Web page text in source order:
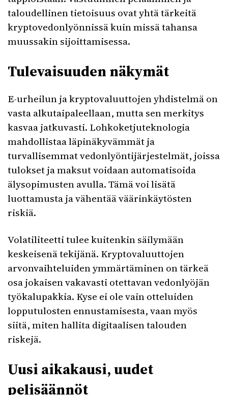
taloudellinen tietoisuus ovat yhtä tärkeitä
kryptovedonlyönnissä kuin missä tahansa
muussakin sijoittamisessa.
Tulevaisuuden näkymät
E-urheilun ja kryptovaluuttojen yhdistelmä on
vasta alkutaipaleellaan, mutta sen merkitys
kasvaa jatkuvasti. Lohkoketjuteknologia
mahdollistaa läpinäkyvämmät ja
turvallisemmat vedonlyöntijärjestelmät, joissa
tulokset ja maksut voidaan automatisoida
älysopimusten avulla. Tämä voi lisätä
luottamusta ja vähentää väärinkäytösten
riskiä.
Volatiliteetti tulee kuitenkin säilymään
keskeisenä tekijänä. Kryptovaluuttojen
arvonvaihteluiden ymmärtäminen on tärkeä
osa jokaisen vakavasti otettavan vedonlyöjän
työkalupakkia. Kyse ei ole vain otteluiden
lopputulosten ennustamisesta, vaan myös
siitä, miten hallita digitaalisen talouden
riskejä.
Uusi aikakausi, uudet
pelisäännöt